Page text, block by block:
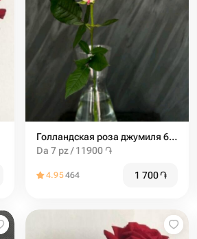
Голландская роза джумиля 60 см
Da 7 pz / 11900 ֏
4.95464 1 700֏